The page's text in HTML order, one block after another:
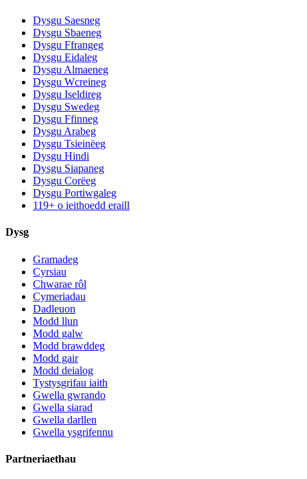
Dysgu Saesneg
Dysgu Sbaeneg
Dysgu Ffrangeg
Dysgu Eidaleg
Dysgu Almaeneg
Dysgu Wcreineg
Dysgu Iseldireg
Dysgu Swedeg
Dysgu Ffinneg
Dysgu Arabeg
Dysgu Tsieinëeg
Dysgu Hindi
Dysgu Siapaneg
Dysgu Corëeg
Dysgu Portiwgaleg
119+ o ieithoedd eraill
Dysg
Gramadeg
Cyrsiau
Chwarae rôl
Cymeriadau
Dadleuon
Modd llun
Modd galw
Modd brawddeg
Modd gair
Modd deialog
Tystysgrifau iaith
Gwella gwrando
Gwella siarad
Gwella darllen
Gwella ysgrifennu
Partneriaethau